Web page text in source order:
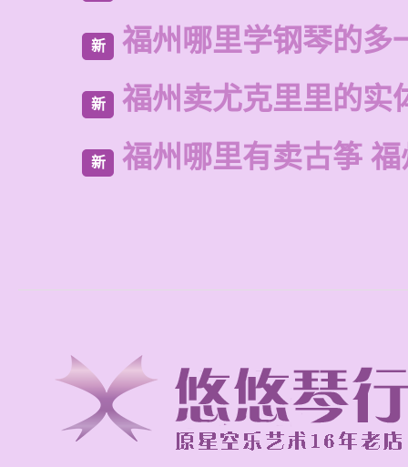
新 福州哪里学钢琴的多
新 福州卖尤克里里的实
新 福州哪里有卖古筝